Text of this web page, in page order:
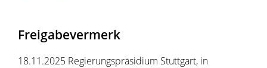
Freigabevermerk
18.11.2025 Regierungspräsidium Stuttgart, in